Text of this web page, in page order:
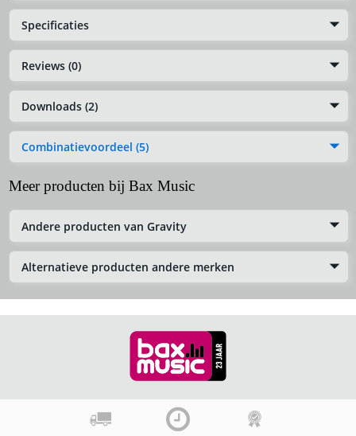
Specificaties
Reviews (0)
Downloads (2)
Combinatievoordeel (5)
Meer producten bij Bax Music
Andere producten van Gravity
Alternatieve producten andere merken